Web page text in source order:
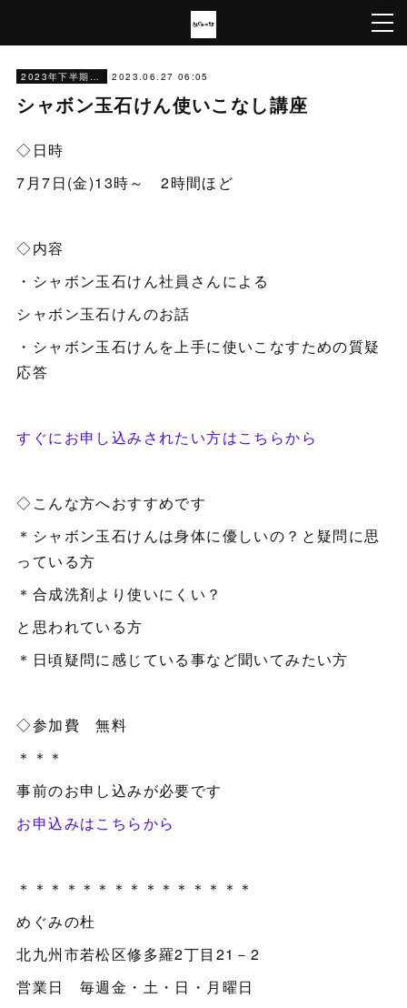
2023年下半期イベント&料理教室 2023.06.27 06:05
シャボン玉石けん使いこなし講座
◇日時
7月7日(金)13時～ 2時間ほど
◇内容
・シャボン玉石けん社員さんによる
シャボン玉石けんのお話
・シャボン玉石けんを上手に使いこなすための質疑
応答
すぐにお申し込みされたい方はこちらから
◇こんな方へおすすめです
＊シャボン玉石けんは身体に優しいの？と疑問に思
っている方
＊合成洗剤より使いにくい？
と思われている方
＊日頃疑問に感じている事など聞いてみたい方
◇参加費 無料
＊＊＊
事前のお申し込みが必要です
お申込みはこちらから
＊＊＊＊＊＊＊＊＊＊＊＊＊＊＊
めぐみの杜
北九州市若松区修多羅2丁目21－2
営業日 毎週金・土・日・月曜日